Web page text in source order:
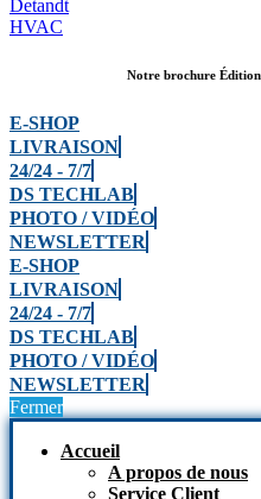
Notre brochure Édition
E-SHOP
LIVRAISON
24/24 - 7/7
DS TECHLAB
PHOTO / VIDÉO
NEWSLETTER
E-SHOP
LIVRAISON
24/24 - 7/7
DS TECHLAB
PHOTO / VIDÉO
NEWSLETTER
Fermer
Accueil
A propos de nous
Service Client